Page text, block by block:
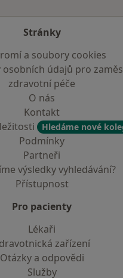
Stránky
a soubory cookies
osobních údajů pro
zdravotní péče
O nás
Kontakt
Hledáme nové
Podmínky
Partneři
výsledky vyhledávání?
Přístupnost
Pro pacienty
Lékaři
zařízení
Otázky a odpovědi
Služby